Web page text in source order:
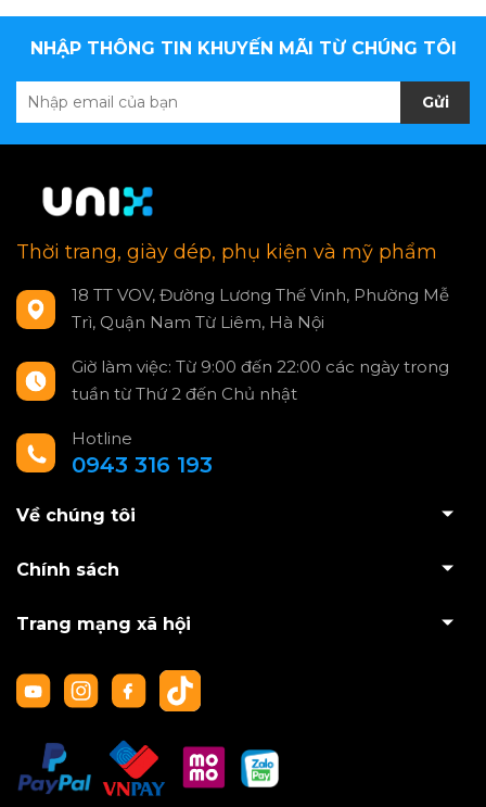
NHẬP THÔNG TIN KHUYẾN MÃI TỪ CHÚNG TÔI
Gửi
Thời trang, giày dép, phụ kiện và mỹ phẩm
18 TT VOV, Đường Lương Thế Vinh, Phường Mễ
Trì, Quận Nam Từ Liêm, Hà Nội
Giờ làm việc: Từ 9:00 đến 22:00 các ngày trong
tuần từ Thứ 2 đến Chủ nhật
Hotline
0943 316 193
Về chúng tôi
Chính sách
Trang mạng xã hội